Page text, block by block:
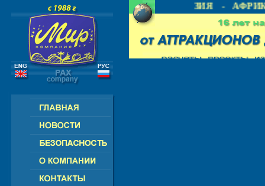
СНГ - ЕВРОПА - АМЕРИКА - АЗИЯ - АФРИКА